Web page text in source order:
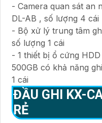
- Camera quan sát an
DL-AB , số lượng 4 cái
- Bộ xử lý trung tâm
số lượng 1 cái
- 1 thiết bị ổ cứng
500GB có khả năng
1 cái
ĐẦU GHI KX-
RẺ